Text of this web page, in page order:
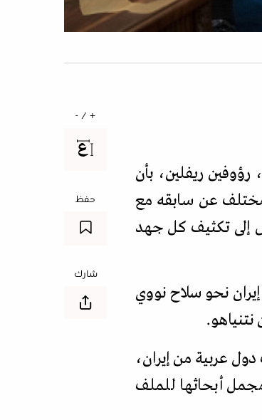
ريفلين، بأن
مختلف عن سابقه مع
إلى تكثيف كل جهد
إيران نحو سلاح نووي
عربية من إيران،
أبحاثها للملف
+ / -
حفظ
شارك